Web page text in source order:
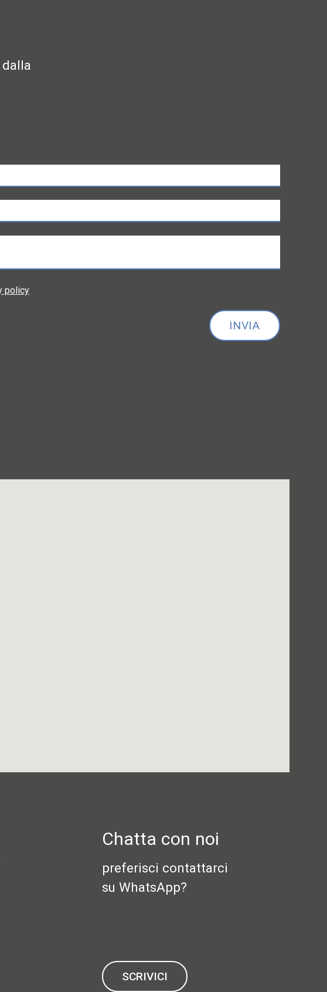
policy
Chatta con noi
preferisci contattarci
su WhatsApp?
SCRIVICI